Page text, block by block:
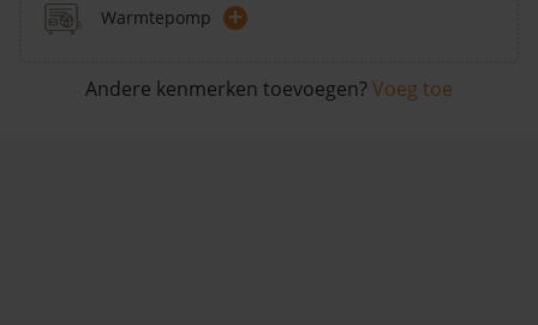
Warmtepomp +
Andere kenmerken toevoegen? Voeg toe